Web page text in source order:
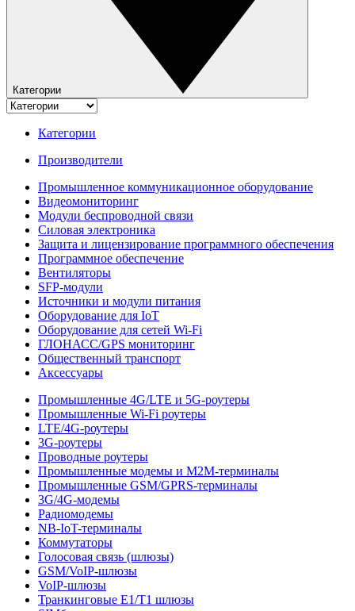
Категории
Категории
Производители
Промышленное коммуникационное оборудование
Видеомониторинг
Модули беспроводной связи
Силовая электроника
Защита и лицензирование программного обеспечения
Программное обеспечение
Вентиляторы
SFP-модули
Источники и модули питания
Оборудование для IoT
Оборудование для сетей Wi-Fi
ГЛОНАСС/GPS мониторинг
Общественный транспорт
Аксессуары
Промышленные 4G/LTE и 5G-роутеры
Промышленные Wi-Fi роутеры
LTE/4G-роутеры
3G-роутеры
Проводные роутеры
Промышленные модемы и M2M-терминалы
Промышленные GSM/GPRS-терминалы
3G/4G-модемы
Радиомодемы
NB-IoT-терминалы
Коммутаторы
Голосовая связь (шлюзы)
GSM/VoIP-шлюзы
VoIP-шлюзы
Транкинговые E1/T1 шлюзы